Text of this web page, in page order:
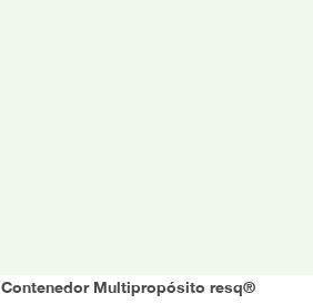
Contenedor Multipropósito resq®